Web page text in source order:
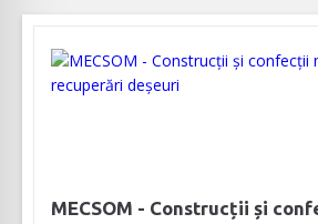
MECSOM - Construcții și